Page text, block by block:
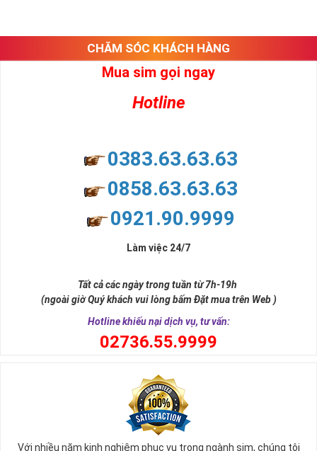
CHĂM SÓC KHÁCH HÀNG
Mua sim gọi ngay
Hotline
0383.63.63.63
0858.63.63.63
0921.90.9999
Làm việc 24/7
Tất cả các ngày trong tuần từ 7h-19h
(ngoài giờ Quý khách vui lòng bấm Đặt mua trên Web )
Hotline khiếu nại dịch vụ, tư vấn:
02736.55.9999
Với nhiều năm kinh nghiệm phục vụ trong ngành sim, chúng tôi